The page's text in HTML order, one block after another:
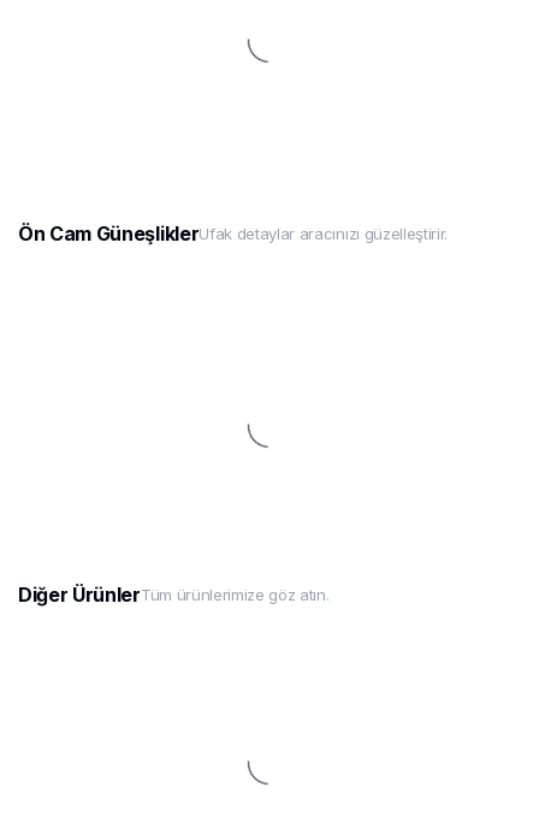
Ön Cam GüneşliklerUfak detaylar aracınızı güzelleştirir.
Diğer ÜrünlerTüm ürünlerimize göz atın.